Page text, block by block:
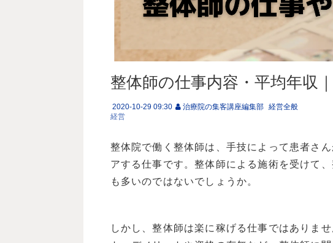
整体師の仕事内容・平均年収
2020-10-29 09:30 治療院の集客講座編集部 経営全般
経営
整体院で働く整体師は、手技によって患者さ
アする仕事です。整体師による施術を受けて
も多いのではないでしょうか。
しかし、整体師は楽に稼げる仕事ではありま